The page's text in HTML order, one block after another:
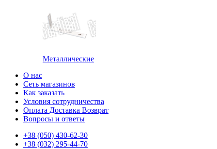
Металлические
О нас
Сеть магазинов
Как заказать
Условия сотрудничества
Оплата Доставка Возврат
Вопросы и ответы
+38 (050) 430-62-30
+38 (032) 295-44-70